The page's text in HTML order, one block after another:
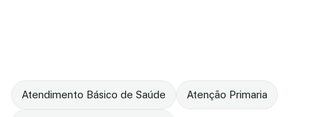
Atendimento Básico de Saúde Atenção Primaria